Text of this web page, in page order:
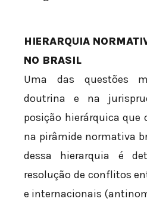
HIERARQUIA
NO BRASIL
Uma das questões
doutrina e na
posição hierárquica que
na pirâmide normativa
dessa hierarquia é
resolução de conflitos
e internacionais